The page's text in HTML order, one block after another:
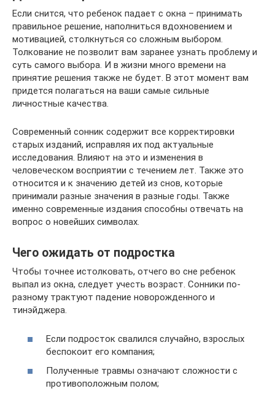
Если снится, что ребенок падает с окна – принимать
правильное решение, наполниться вдохновением и
мотивацией, столкнуться со сложным выбором.
Толкование не позволит вам заранее узнать проблему и
суть самого выбора. И в жизни много времени на
принятие решения также не будет. В этот момент вам
придется полагаться на ваши самые сильные
личностные качества.
Современный сонник содержит все корректировки
старых изданий, исправляя их под актуальные
исследования. Влияют на это и изменения в
человеческом восприятии с течением лет. Также это
относится и к значению детей из снов, которые
принимали разные значения в разные годы. Также
именно современные издания способны отвечать на
вопрос о новейших символах.
Чего ожидать от подростка
Чтобы точнее истолковать, отчего во сне ребенок
выпал из окна, следует учесть возраст. Сонники по-
разному трактуют падение новорожденного и
тинэйджера.
Если подросток свалился случайно, взрослых
беспокоит его компания;
Полученные травмы означают сложности с
противоположным полом;